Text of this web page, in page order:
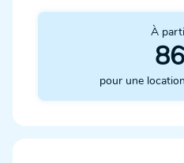
À
pour une